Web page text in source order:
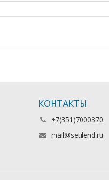
КОНТАКТЫ
+7(351)7000370
mail@setilend.ru